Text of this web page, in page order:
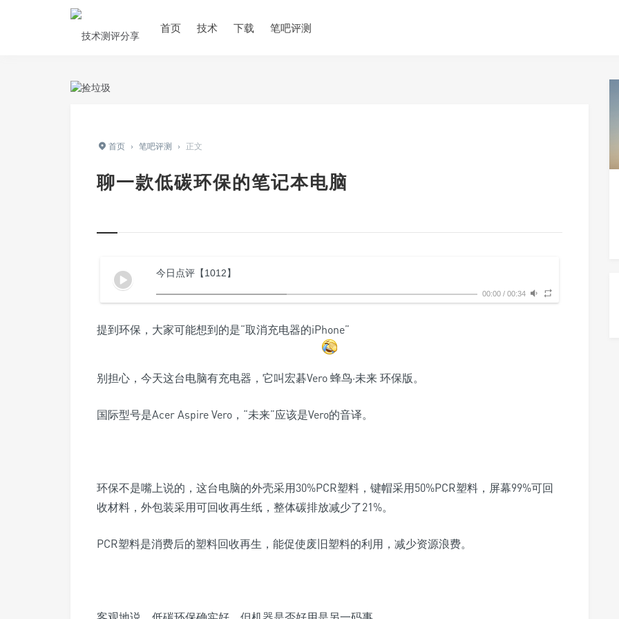
首页 技术 下载 笔吧评测
首页 › 笔吧评测 › 正文
聊一款低碳环保的笔记本电脑
今日点评【1012】
00:00 / 00:34
提到环保，大家可能想到的是“取消充电器的iPhone”
别担心，今天这台电脑有充电器，它叫宏碁Vero 蜂鸟·未来 环保版。
国际型号是Acer Aspire Vero，“未来”应该是Vero的音译。
环保不是嘴上说的，这台电脑的外壳采用30%PCR塑料，键帽采用50%PCR塑料，屏幕99%可回
收材料，外包装采用可回收再生纸，整体碳排放减少了21%。
PCR塑料是消费后的塑料回收再生，能促使废旧塑料的利用，减少资源浪费。